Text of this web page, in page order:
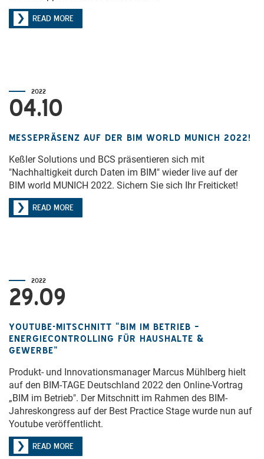
READ MORE
2022
04.10
MESSEPRÄSENZ AUF DER BIM WORLD MUNICH 2022!
Keßler Solutions und BCS präsentieren sich mit
"Nachhaltigkeit durch Daten im BIM" wieder live auf der
BIM world MUNICH 2022. Sichern Sie sich Ihr Freiticket!
READ MORE
2022
29.09
YOUTUBE-MITSCHNITT “BIM IM BETRIEB –
ENERGIECONTROLLING FÜR HAUSHALTE &
GEWERBE”
Produkt- und Innovationsmanager Marcus Mühlberg hielt
auf den BIM-TAGE Deutschland 2022 den Online-Vortrag
„BIM im Betrieb". Der Mitschnitt im Rahmen des BIM-
Jahreskongress auf der Best Practice Stage wurde nun auf
Youtube veröffentlicht.
READ MORE